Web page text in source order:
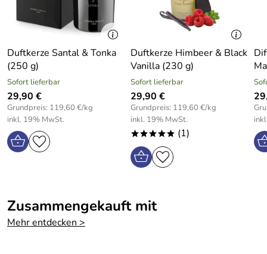
Duftkerze Santal & Tonka
(250 g)
Sofort lieferbar
29,90 €
Grundpreis: 119,60 €/kg
inkl. 19% MwSt.
Duftkerze Himbeer & Black
Vanilla (230 g)
Sofort lieferbar
29,90 €
Grundpreis: 119,60 €/kg
inkl. 19% MwSt.
***** (1)
Zusammengekauft mit
Mehr entdecken >